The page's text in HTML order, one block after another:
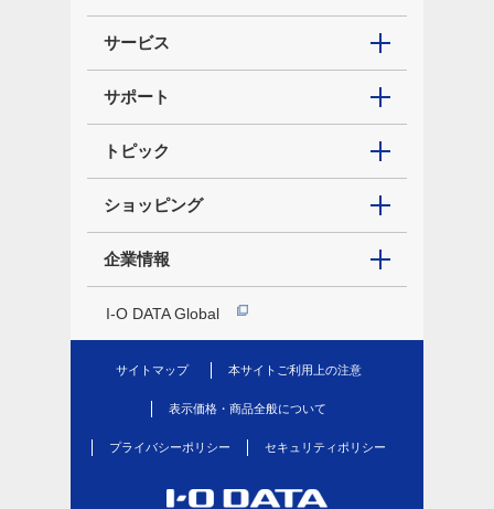
サービス
サポート
トピック
ショッピング
企業情報
I-O DATA Global
サイトマップ 本サイトご利用上の注意
表示価格・商品全般について
プライバシーポリシー セキュリティポリシー